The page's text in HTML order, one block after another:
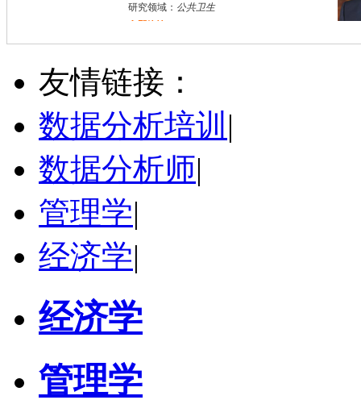
研究领域： 公共卫生
立即咨询
万志宏 天津市
硕导
学校：南开大学
立即咨询
友情链接：
数据分析培训 |
数据分析师|
管理学|
经济学|
经济学
管理学